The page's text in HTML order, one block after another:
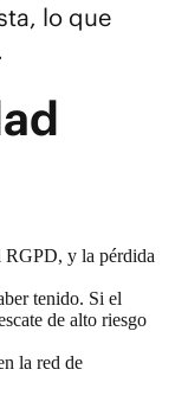
lo que
RGPD, y la pérdida
tenido. Si el
de alto riesgo
la red de